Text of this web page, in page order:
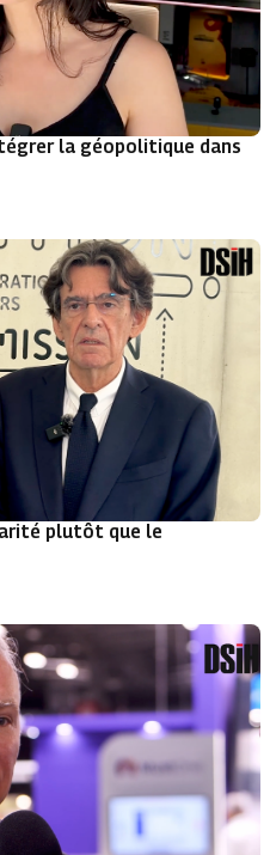
la géopolitique dans
plutôt que le